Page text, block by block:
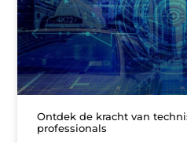
Ontdek de kracht van
professionals